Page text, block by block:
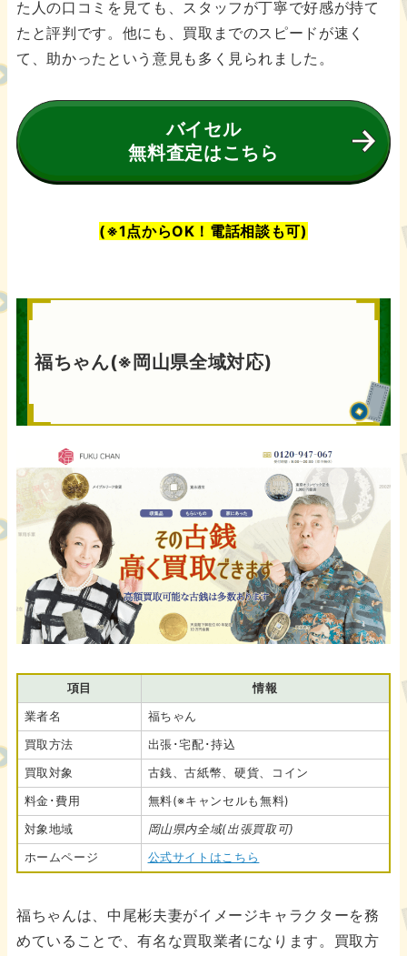
た人の口コミを見ても、スタッフが丁寧で好感が持て
たと評判です。他にも、買取までのスピードが速く
て、助かったという意見も多く見られました。
バイセル
無料査定はこちら
(※1点からOK！電話相談も可)
福ちゃん(※岡山県全域対応)
項目
情報
業者名
福ちゃん
買取方法
出張･宅配･持込
買取対象
古銭、古紙幣、硬貨、コイン
料金･費用
無料(※キャンセルも無料)
対象地域
岡山県内全域(出張買取可)
ホームページ
公式サイトはこちら
福ちゃんは、中尾彬夫妻がイメージキャラクターを務
めていることで、有名な買取業者になります。買取方